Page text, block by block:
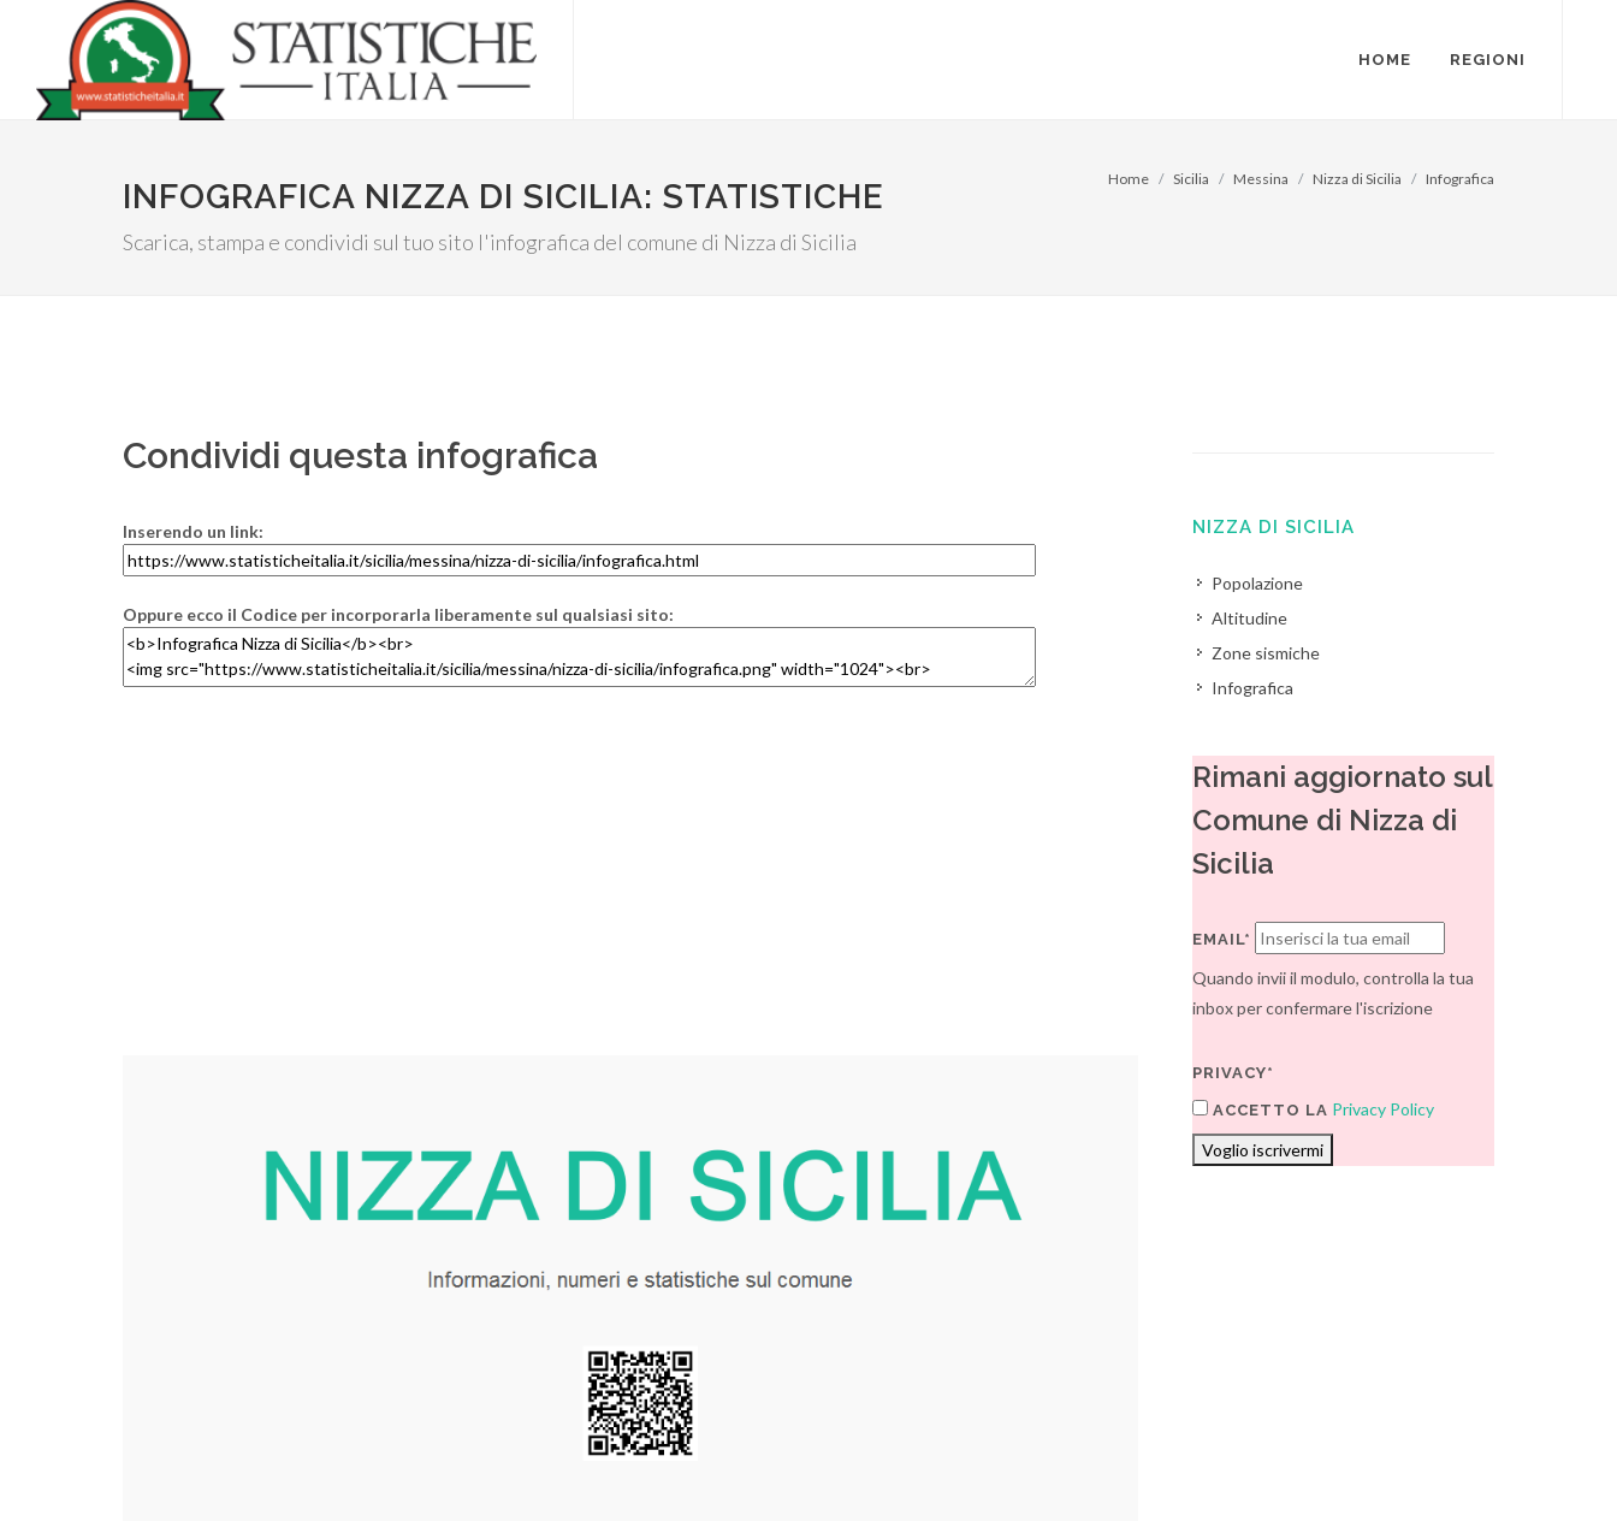
HOME REGIONI
INFOGRAFICA NIZZA DI SICILIA: STATISTICHE
Scarica, stampa e condividi sul tuo sito l'infografica del comune di Nizza di Sicilia
Home Sicilia Messina Nizza di Sicilia Infografica
Condividi questa infografica
Inserendo un link:
Oppure ecco il Codice per incorporarla liberamente sul qualsiasi sito:
NIZZA DI SICILIA
Popolazione
Altitudine
Zone sismiche
Infografica
Rimani aggiornato sul
Comune di Nizza di
Sicilia
EMAIL*
Quando invii il modulo, controlla la tua
inbox per confermare l'iscrizione
PRIVACY*
ACCETTO LA Privacy Policy
Voglio iscrivermi